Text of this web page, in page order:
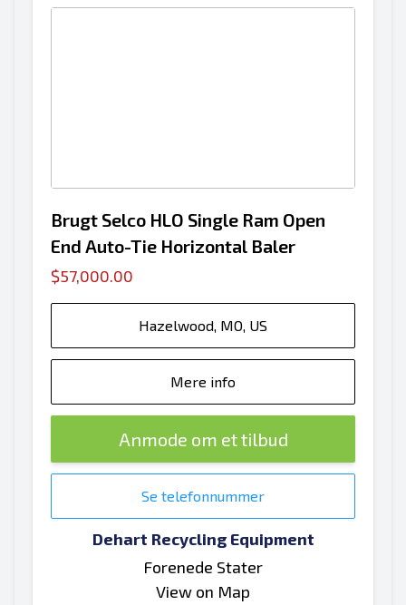
Brugt Selco HLO Single Ram Open
End Auto-Tie Horizontal Baler
$57,000.00
Hazelwood, MO, US
Mere info
Anmode om et tilbud
Se telefonnummer
Dehart Recycling Equipment
Forenede Stater
View on Map